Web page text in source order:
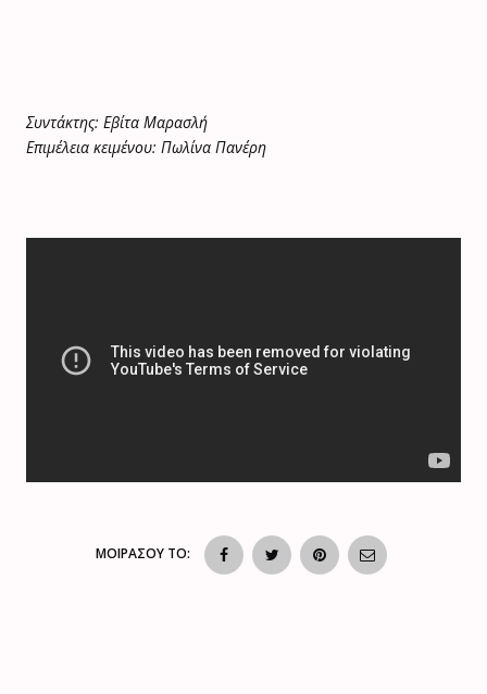
Συντάκτης: Εβίτα Μαρασλή
Επιμέλεια κειμένου: Πωλίνα Πανέρη
ΜΟΙΡΑΣΟΥ ΤΟ: